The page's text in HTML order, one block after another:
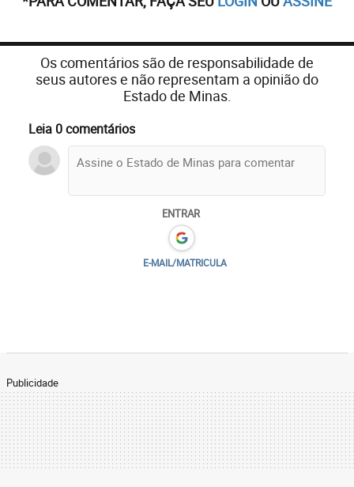
Os comentários são de responsabilidade de
seus autores e não representam a opinião do
Estado de Minas.
Leia 0 comentários
ENTRAR
E-MAIL/MATRICULA
Publicidade